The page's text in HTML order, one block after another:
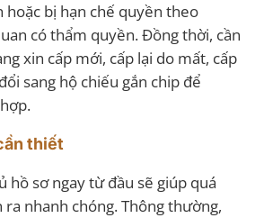
hoặc bị hạn chế quyền theo
có thẩm quyền. Đồng thời, cần
xin cấp mới, cấp lại do mất, cấp
sang hộ chiếu gắn chip để
thiết
hồ sơ ngay từ đầu sẽ giúp quá
nhanh chóng. Thông thường,